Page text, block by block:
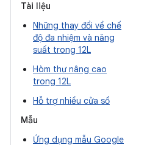
Tài liệu
Những thay đổi về chế
độ đa nhiệm và năng
suất trong 12L
Hòm thư nâng cao
trong 12L
Hỗ trợ nhiều cửa sổ
Mẫu
Ứng dụng mẫu Google